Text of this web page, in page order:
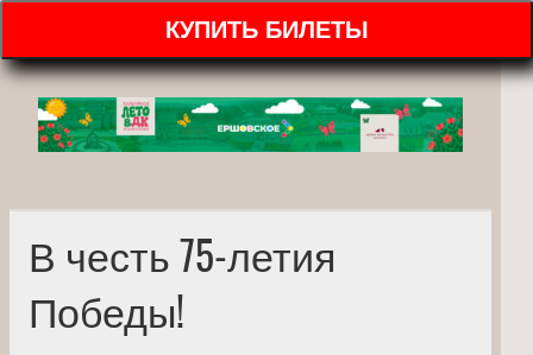
КУПИТЬ БИЛЕТЫ
В честь 75-летия
Победы!